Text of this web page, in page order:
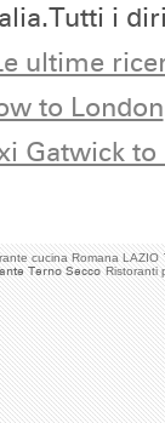
cucina Romana LAZIO
Terno Secco Ristoranti
i
ultime
to London
Gatwick to